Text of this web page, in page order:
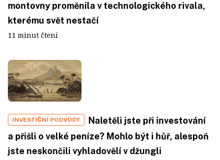
montovny proměnila v technologického rivala,
kterému svět nestačí
11 minut čtení
INVESTIČNÍ PODVODY
Naletěli jste při investování
a přišli o velké peníze? Mohlo být i hůř, alespoň
jste neskončili vyhladovělí v džungli